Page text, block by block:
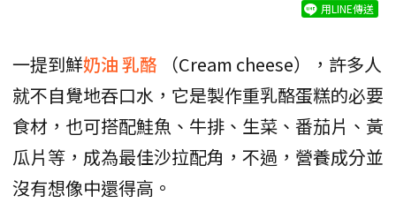
用LINE傳送
一提到鮮奶油乳酪
（Cream cheese），許多人
就不自覺地吞口水，它是製作重乳酪蛋糕的必要
食材，也可搭配鮭魚、牛排、生菜、番茄片、黃
瓜片等，成為最佳沙拉配角，不過，營養成分並
沒有想像中還得高。